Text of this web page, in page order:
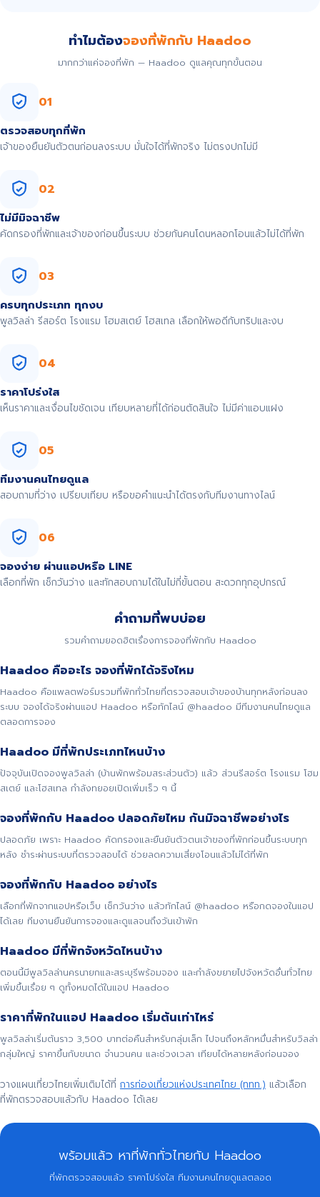
ทำไมต้องจองที่พักกับ Haadoo
มากกว่าแค่จองที่พัก — Haadoo ดูแลคุณทุกขั้นตอน
01
ตรวจสอบทุกที่พัก
เจ้าของยืนยันตัวตนก่อนลงระบบ มั่นใจได้ที่พักจริง ไม่ตรงปกไม่มี
02
ไม่มีมิจฉาชีพ
คัดกรองที่พักและเจ้าของก่อนขึ้นระบบ ช่วยกันคนโดนหลอกโอนแล้วไม่ได้ที่พัก
03
ครบทุกประเภท ทุกงบ
พูลวิลล่า รีสอร์ต โรงแรม โฮมสเตย์ โฮสเทล เลือกให้พอดีกับทริปและงบ
04
ราคาโปร่งใส
เห็นราคาและเงื่อนไขชัดเจน เทียบหลายที่ได้ก่อนตัดสินใจ ไม่มีค่าแอบแฝง
05
ทีมงานคนไทยดูแล
สอบถามที่ว่าง เปรียบเทียบ หรือขอคำแนะนำได้ตรงกับทีมงานทางไลน์
06
จองง่าย ผ่านแอปหรือ LINE
เลือกที่พัก เช็กวันว่าง และทักสอบถามได้ในไม่กี่ขั้นตอน สะดวกทุกอุปกรณ์
คำถามที่พบบ่อย
รวมคำถามยอดฮิตเรื่องการจองที่พักกับ Haadoo
Haadoo คืออะไร จองที่พักได้จริงไหม
Haadoo คือแพลตฟอร์มรวมที่พักทั่วไทยที่ตรวจสอบเจ้าของบ้านทุกหลังก่อนลง
ระบบ จองได้จริงผ่านแอป Haadoo หรือทักไลน์ @haadoo มีทีมงานคนไทยดูแล
ตลอดการจอง
Haadoo มีที่พักประเภทไหนบ้าง
ปัจจุบันเปิดจองพูลวิลล่า (บ้านพักพร้อมสระส่วนตัว) แล้ว ส่วนรีสอร์ต โรงแรม โฮม
สเตย์ และโฮสเทล กำลังทยอยเปิดเพิ่มเร็ว ๆ นี้
จองที่พักกับ Haadoo ปลอดภัยไหม กันมิจฉาชีพอย่างไร
ปลอดภัย เพราะ Haadoo คัดกรองและยืนยันตัวตนเจ้าของที่พักก่อนขึ้นระบบทุก
หลัง ชำระผ่านระบบที่ตรวจสอบได้ ช่วยลดความเสี่ยงโอนแล้วไม่ได้ที่พัก
จองที่พักกับ Haadoo อย่างไร
เลือกที่พักจากแอปหรือเว็บ เช็กวันว่าง แล้วทักไลน์ @haadoo หรือกดจองในแอป
ได้เลย ทีมงานยืนยันการจองและดูแลจนถึงวันเข้าพัก
Haadoo มีที่พักจังหวัดไหนบ้าง
ตอนนี้มีพูลวิลล่านครนายกและสระบุรีพร้อมจอง และกำลังขยายไปจังหวัดอื่นทั่วไทย
เพิ่มขึ้นเรื่อย ๆ ดูทั้งหมดได้ในแอป Haadoo
ราคาที่พักในแอป Haadoo เริ่มต้นเท่าไหร่
พูลวิลล่าเริ่มต้นราว 3,500 บาทต่อคืนสำหรับกลุ่มเล็ก ไปจนถึงหลักหมื่นสำหรับวิลล่า
กลุ่มใหญ่ ราคาขึ้นกับขนาด จำนวนคน และช่วงเวลา เทียบได้หลายหลังก่อนจอง
วางแผนเที่ยวไทยเพิ่มเติมได้ที่ การท่องเที่ยวแห่งประเทศไทย (ททท.) แล้วเลือก
ที่พักตรวจสอบแล้วกับ Haadoo ได้เลย
พร้อมแล้ว หาที่พักทั่วไทยกับ Haadoo
ที่พักตรวจสอบแล้ว ราคาโปร่งใส ทีมงานคนไทยดูแลตลอด